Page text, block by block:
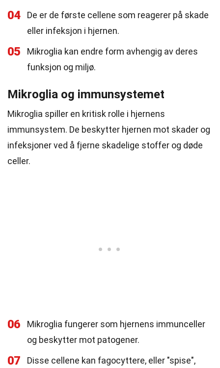
04
De er de første cellene som reagerer på skade
eller infeksjon i hjernen.
05
Mikroglia kan endre form avhengig av deres
funksjon og miljø.
Mikroglia og immunsystemet
Mikroglia spiller en kritisk rolle i hjernens
immunsystem. De beskytter hjernen mot skader og
infeksjoner ved å fjerne skadelige stoffer og døde
celler.
06
Mikroglia fungerer som hjernens immunceller
og beskytter mot patogener.
07
Disse cellene kan fagocyttere, eller "spise",